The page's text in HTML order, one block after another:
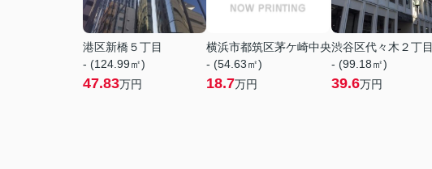
港区新橋５丁目
- (124.99㎡)
47.83万円
横浜市都筑区茅ケ崎中央
- (54.63㎡)
18.7万円
渋谷区代々木２丁目
- (99.18㎡)
39.6万円